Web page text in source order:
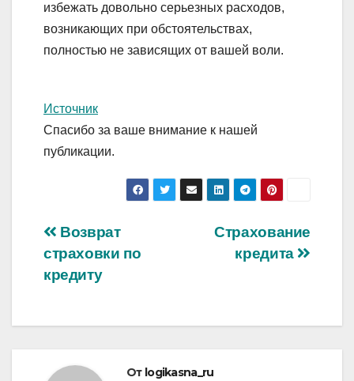
избежать довольно серьезных расходов,
возникающих при обстоятельствах,
полностью не зависящих от вашей воли.
Источник
Спасибо за ваше внимание к нашей
публикации.
Навигация
по
Страхование
кредита
Возврат
страховки по
кредиту
От logikasna_ru